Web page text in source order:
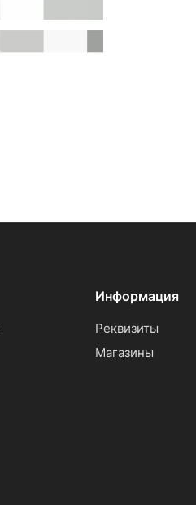
Информация
Реквизиты
Магазины